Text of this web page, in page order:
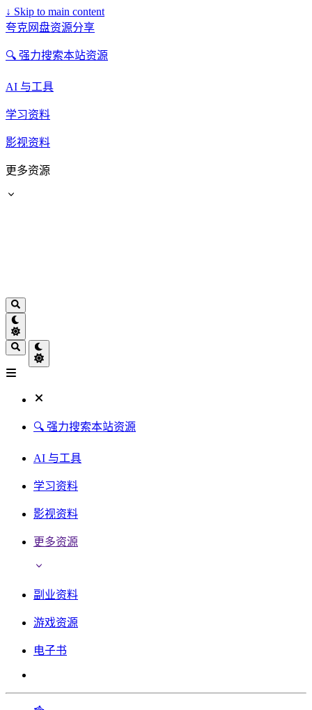
↓ Skip to main content
夸克网盘资源分享
🔍 强力搜索本站资源
AI 与工具
学习资料
影视资料
更多资源
🔍 强力搜索本站资源
AI 与工具
学习资料
影视资料
更多资源
副业资料
游戏资源
电子书